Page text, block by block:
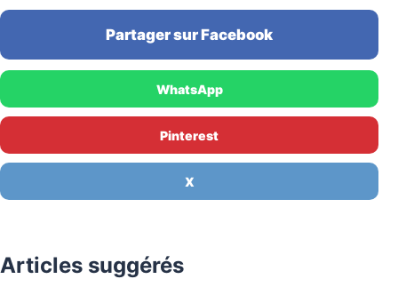
Partager sur Facebook
WhatsApp
Pinterest
X
Articles suggérés